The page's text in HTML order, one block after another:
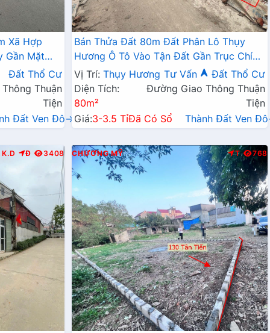
Xã Hợp
Gần Mặt
Đất Thổ Cư
Thuận
Tiện
Đất Ven Đô→
Bán Thửa Đất 80m Đất Phân Lô Thụy
Hương Ô Tô Vào Tận Đất Gần Trục Chính
Kinh Doanh Liên Huyện
Vị Trí: Thụy Hương Tư Vấn
Đất Thổ Cư
Diện Tích:
80m²
Đường Giao Thông Thuận
Tiện
Giá:3-3.5 TỉĐã Có Sổ Thành Đất Ven
K.D Đ 3408 CHƯƠNG MỸ T 768